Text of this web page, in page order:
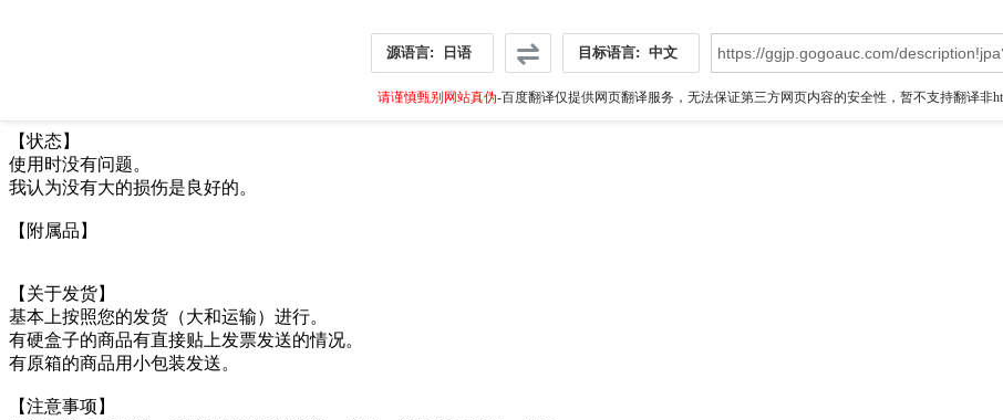
源语言: 日语 目标语言: 中文
请谨慎甄别网站真伪-百度翻译仅提供网页翻译服务，无法保证第三方网页内容的安全性，暂不支持翻译非